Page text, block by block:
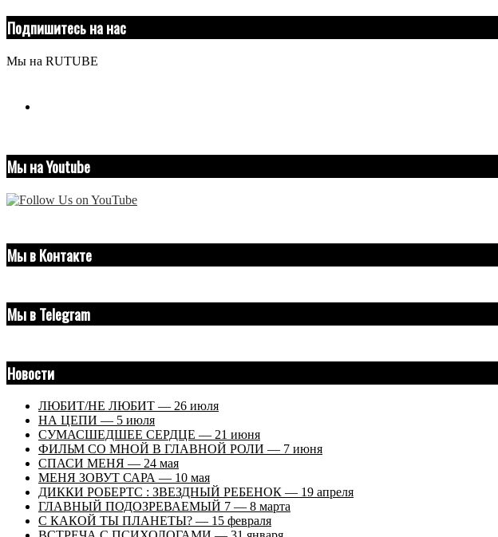
Подпишитесь на нас
Мы на RUTUBE
Мы на Youtube
Мы в Контакте
Мы в Telegram
Новости
ЛЮБИТ/НЕ ЛЮБИТ — 26 июля
НА ЦЕПИ — 5 июля
СУМАСШЕДШЕЕ СЕРДЦЕ — 21 июня
ФИЛЬМ СО МНОЙ В ГЛАВНОЙ РОЛИ — 7 июня
СПАСИ МЕНЯ — 24 мая
МЕНЯ ЗОВУТ САРА — 10 мая
ДИККИ РОБЕРТС : ЗВЕЗДНЫЙ РЕБЕНОК — 19 апреля
ГЛАВНЫЙ ПОДОЗРЕВАЕМЫЙ 7 — 8 марта
С КАКОЙ ТЫ ПЛАНЕТЫ? — 15 февраля